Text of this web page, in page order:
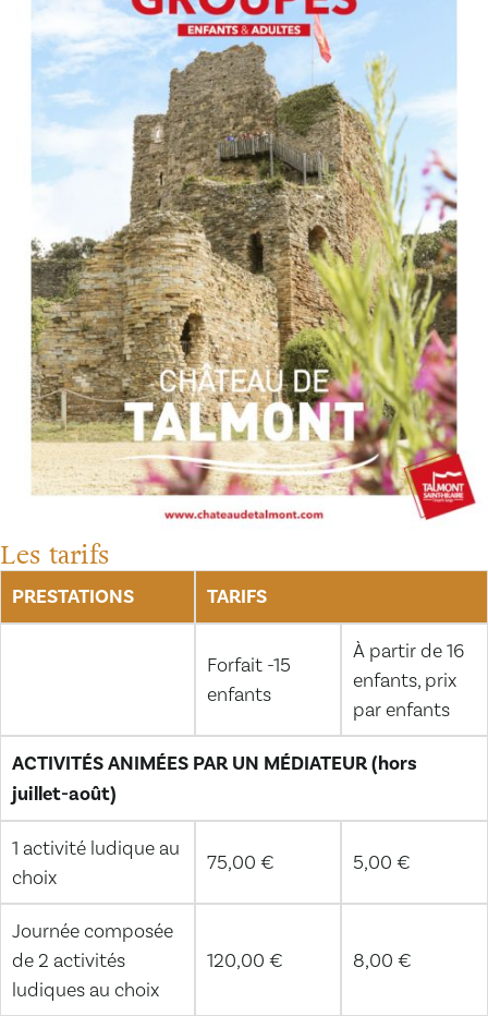
Les tarifs
PRESTATIONS TARIFS
Forfait -15
enfants
À partir de 16
enfants, prix
par enfants
ACTIVITÉS ANIMÉES PAR UN MÉDIATEUR (hors
juillet-août)
1 activité ludique au
choix
75,00 € 5,00 €
Journée composée
de 2 activités
ludiques au choix
120,00 € 8,00 €